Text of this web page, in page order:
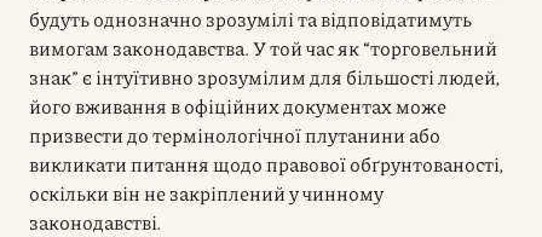
будуть однозначно зрозумілі та відповідатимуть
вимогам законодавства. У той час як “торговельний
знак” є інтуїтивно зрозумілим для більшості людей,
його вживання в офіційних документах може
призвести до термінологічної плутанини або
викликати питання щодо правової обґрунтованості,
оскільки він не закріплений у чинному
законодавстві.